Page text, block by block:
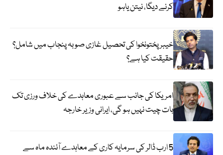
کرنے دیگا، نیتن یاہو
خیبر پختونخوا کی تحصیل غازی صوبہ پنجاب میں شامل؟
حقیقت کیا ہے؟
امریکا کی جانب سے عبوری معاہدے کی خلاف ورزی تک
بات چیت نہیں ہو گی، ایرانی وزیر خارجہ
5 ارب ڈالر کی سرمایہ کاری کے معاہدے آئندہ ماہ سے